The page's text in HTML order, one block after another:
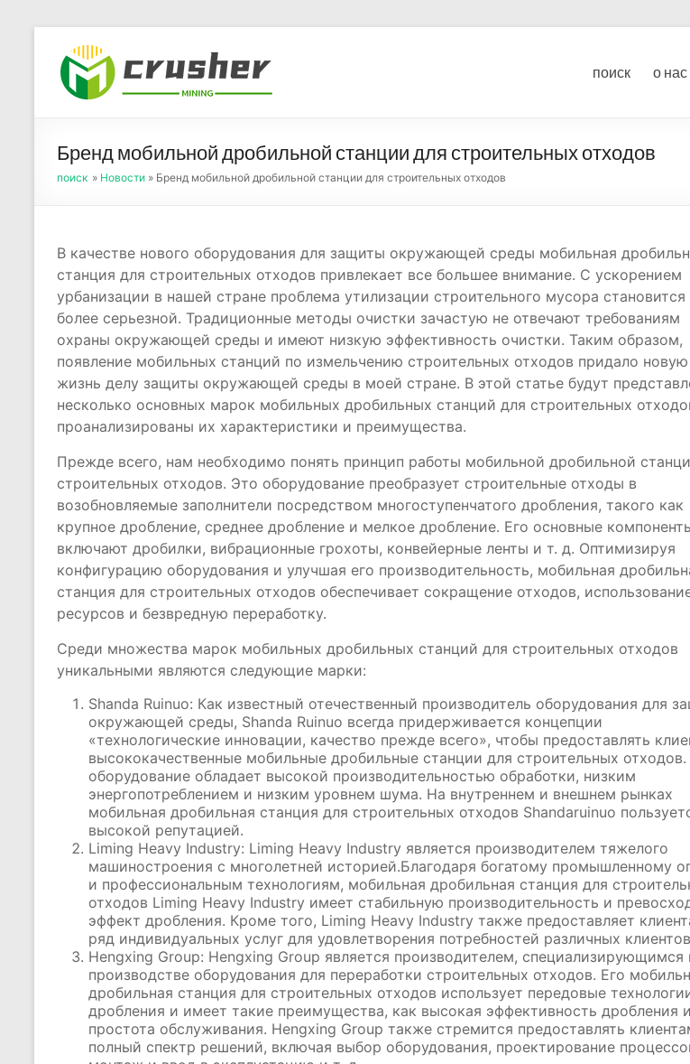
content
Оборудование для поиск о нас
Бренд мобильной дробильной станции для строительных отходов
поиск » Новости » Бренд мобильной дробильной станции для строительных отходов
В качестве нового оборудования для защиты окружающей среды мобильная
станция для строительных отходов привлекает все большее внимание. С ускорением
урбанизации в нашей стране проблема утилизации строительного мусора становится
более серьезной. Традиционные методы очистки зачастую не отвечают требованиям
охраны окружающей среды и имеют низкую эффективность очистки. Таким образом,
появление мобильных станций по измельчению строительных отходов придало новую
жизнь делу защиты окружающей среды в моей стране. В этой статье будут
несколько основных марок мобильных дробильных станций для строительных
проанализированы их характеристики и преимущества.
Прежде всего, нам необходимо понять принцип работы мобильной дробильной
строительных отходов. Это оборудование преобразует строительные отходы в
возобновляемые заполнители посредством многоступенчатого дробления, такого как
крупное дробление, среднее дробление и мелкое дробление. Его основные
включают дробилки, вибрационные грохоты, конвейерные ленты и т. д. Оптимизируя
конфигурацию оборудования и улучшая его производительность, мобильная
станция для строительных отходов обеспечивает сокращение отходов,
ресурсов и безвредную переработку.
Среди множества марок мобильных дробильных станций для строительных отходов
уникальными являются следующие марки:
Shanda Ruinuo: Как известный отечественный производитель оборудования для
окружающей среды, Shanda Ruinuo всегда придерживается концепции
«технологические инновации, качество прежде всего», чтобы предоставлять
высококачественные мобильные дробильные станции для строительных отходов.
оборудование обладает высокой производительностью обработки, низким
энергопотреблением и низким уровнем шума. На внутреннем и внешнем рынках
мобильная дробильная станция для строительных отходов Shandaruinuo
высокой репутацией.
Liming Heavy Industry: Liming Heavy Industry является производителем тяжелого
машиностроения с многолетней историей.Благодаря богатому промышленному
и профессиональным технологиям, мобильная дробильная станция для
отходов Liming Heavy Industry имеет стабильную производительность и
эффект дробления. Кроме того, Liming Heavy Industry также предоставляет
ряд индивидуальных услуг для удовлетворения потребностей различных
Hengxing Group: Hengxing Group является производителем, специализирующимся
производстве оборудования для переработки строительных отходов. Его
дробильная станция для строительных отходов использует передовые
дробления и имеет такие преимущества, как высокая эффективность дробления и
простота обслуживания. Hengxing Group также стремится предоставлять
полный спектр решений, включая выбор оборудования, проектирование